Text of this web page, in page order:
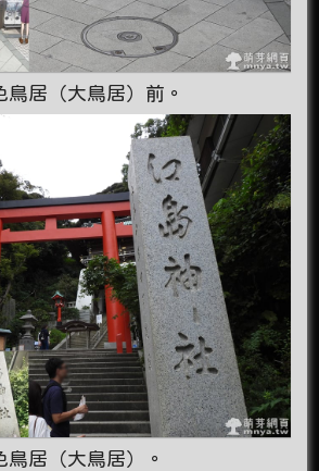
居（大鳥居）前。
居（大鳥居）。